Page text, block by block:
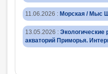
11.06.2026 : Морская / Мыс
13.05.2026 : Экологические
акваторий Приморья.